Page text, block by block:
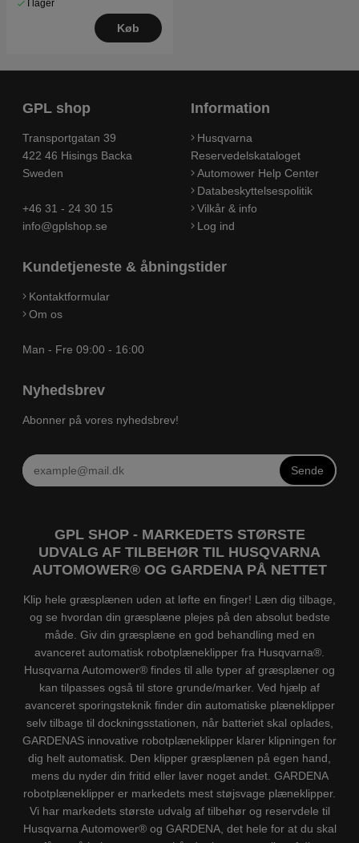
I lager
Køb
GPL shop
Transportgatan 39
422 46 Hisings Backa
Sweden
+46 31 - 24 30 15
info@gplshop.se
Information
Husqvarna
Reservedelskataloget
Automower Help Center
Databeskyttelsespolitik
Vilkår & info
Log ind
Kundetjeneste & åbningstider
Kontaktformular
Om os
Man - Fre 09:00 - 16:00
Nyhedsbrev
Abonner på vores nyhedsbrev!
Sende
GPL SHOP - MARKEDETS STØRSTE
UDVALG AF TILBEHØR TIL HUSQVARNA
AUTOMOWER® OG GARDENA PÅ NETTET
Klip hele græsplænen uden at løfte en finger! Læn dig tilbage,
og se hvordan din græsplæne plejes på den absolut bedste
måde. Giv din græsplæne en god behandling med en
avanceret automatisk robotplæneklipper fra Husqvarna®.
Husqvarna Automower® findes til alle typer af græsplæner og
kan tilpasses også til store grunde/marker. Ved hjælp af
avanceret sporingsteknik finder din automatiske plæneklipper
selv tilbage til dockningsstationen, når batteriet skal oplades,
GARDENAS innovative robotplæneklipper klarer klipningen for
dig helt automatisk. Den klipper græsplænen på egen hand,
mens du nyder din fritid eller laver noget andet. GARDENA
robotplæneklipper er markedets mest støjsvage plæneklipper.
Vi har markedets største udvalg af tilbehør og reservdele til
Husqvarna Automower® og GARDENA, det hele for at du skal